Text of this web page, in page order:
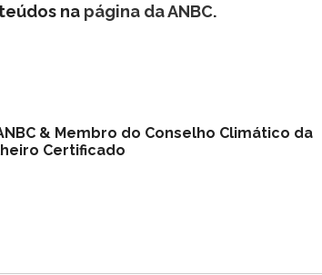
na página da ANBC.
& Membro do Conselho Climático da
Certificado